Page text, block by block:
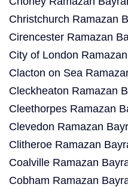
Christchurch Ramazan
Cirencester Ramazan
City of London
Clacton on Sea
Cleckheaton Ramazan
Cleethorpes Ramazan
Clevedon Ramazan
Clitheroe Ramazan
Coalville Ramazan
Cobham Ramazan